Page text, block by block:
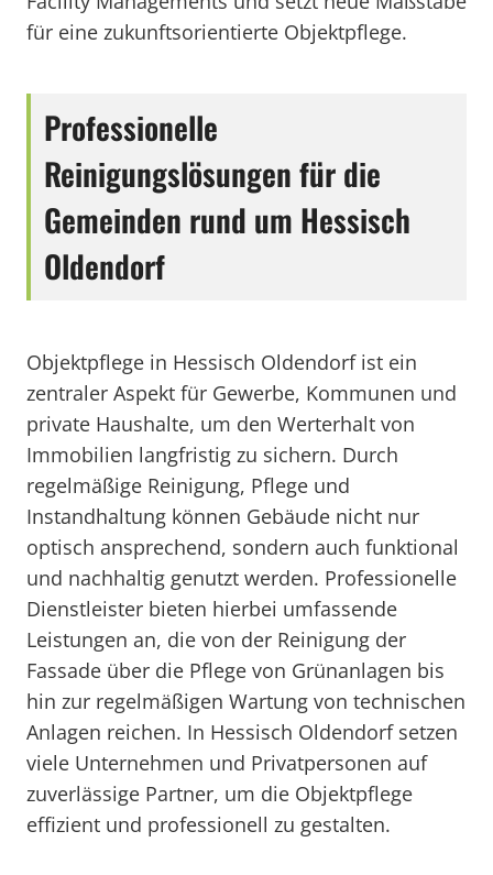
für eine zukunftsorientierte Objektpflege.
Professionelle
Reinigungslösungen für die
Gemeinden rund um Hessisch
Oldendorf
Objektpflege in Hessisch Oldendorf ist ein
zentraler Aspekt für Gewerbe, Kommunen und
private Haushalte, um den Werterhalt von
Immobilien langfristig zu sichern. Durch
regelmäßige Reinigung, Pflege und
Instandhaltung können Gebäude nicht nur
optisch ansprechend, sondern auch funktional
und nachhaltig genutzt werden. Professionelle
Dienstleister bieten hierbei umfassende
Leistungen an, die von der Reinigung der
Fassade über die Pflege von Grünanlagen bis
hin zur regelmäßigen Wartung von technischen
Anlagen reichen. In Hessisch Oldendorf setzen
viele Unternehmen und Privatpersonen auf
zuverlässige Partner, um die Objektpflege
effizient und professionell zu gestalten.